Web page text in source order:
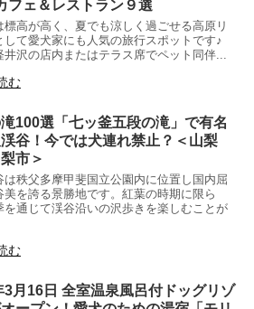
フェ＆レストラン９選
標高が高く、夏でも涼しく過ごせる高原リ
して愛犬家にも人気の旅行スポットです♪
井沢の店内またはテラス席でペット同伴...
む
滝100選「七ッ釜五段の滝」で有名
谷！今では犬連れ禁止？＜山梨
市＞
は秩父多摩甲斐国立公園内に位置し国内屈
美を誇る景勝地です。紅葉の時期に限ら
を通じて渓谷沿いの沢歩きを楽しむことが
む
3月16日 全室温泉風呂付ドッグリゾ